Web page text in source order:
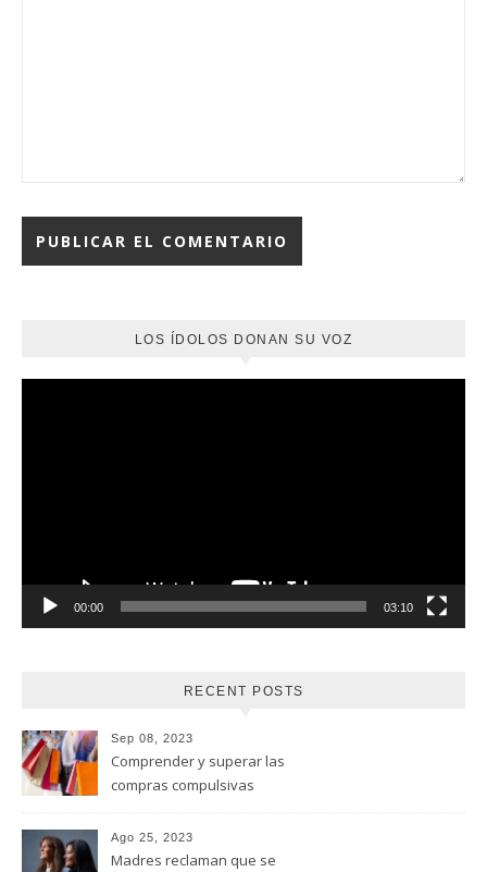
LOS ÍDOLOS DONAN SU VOZ
00:00 03:10
RECENT POSTS
Sep 08, 2023
Comprender y superar las
compras compulsivas
Ago 25, 2023
Madres reclaman que se